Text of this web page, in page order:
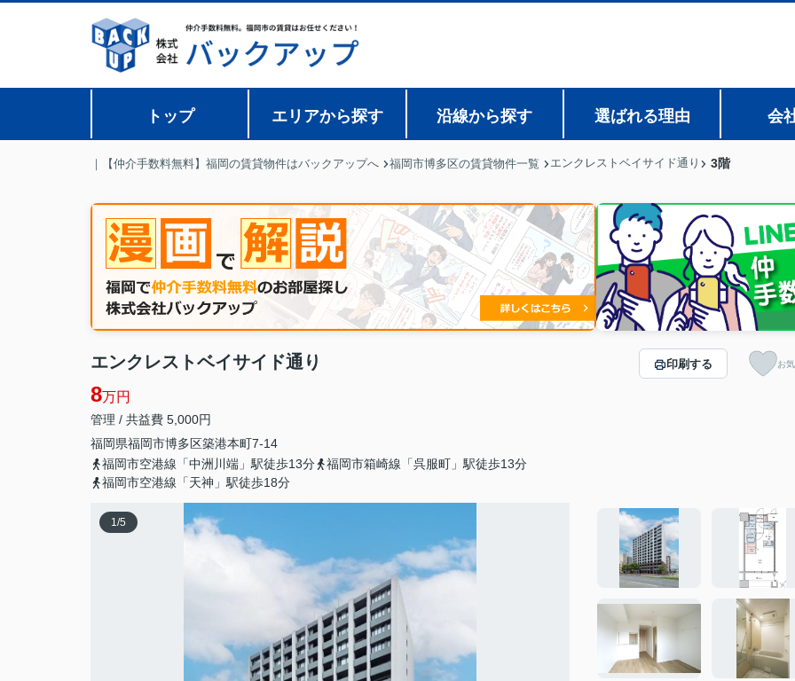
トップ エリアから探す 沿線から探す 選ばれる理由 会
｜【仲介手数料無料】福岡の賃貸物件はバックアップへ 福岡市博多区の賃貸物件一覧 エンクレストベイサイド通り 3階
エンクレストベイサイド通り
8万円
管理 / 共益費 5,000円
福岡県福岡市博多区築港本町7-14
福岡市空港線「中洲川端」駅徒歩13分
福岡市箱崎線「呉服町」駅徒歩13分
福岡市空港線「天神」駅徒歩18分
印刷する お
1/5